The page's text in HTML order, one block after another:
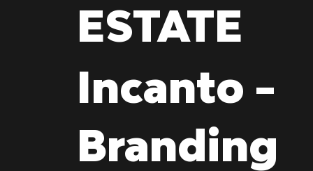
ESTATE
Incanto -
Branding